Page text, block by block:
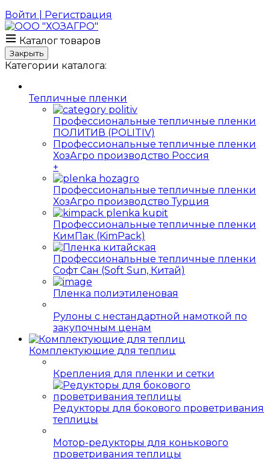
Войти | Регистрация
Каталог товаров
Закрыть
Категории каталога:
Тепличные пленки
Профессиональные тепличные пленки
ПОЛИТИВ (POLITIV)
Профессиональные тепличные пленки
ХозАгро производство Россия
+
Профессиональные тепличные пленки
ХозАгро производство Турция
Профессиональные тепличные пленки
КимПак (KimPack)
Профессиональные тепличные пленки
Софт Сан (Soft Sun, Китай)
Пленка полиэтиленовая
Рулоны с нестандартной намоткой по
закупочным ценам
Комплектующие для теплиц
Крепления для пленки и сетки
Редукторы для бокового проветривания
теплицы
Мотор-редукторы для конькового
проветривания теплицы